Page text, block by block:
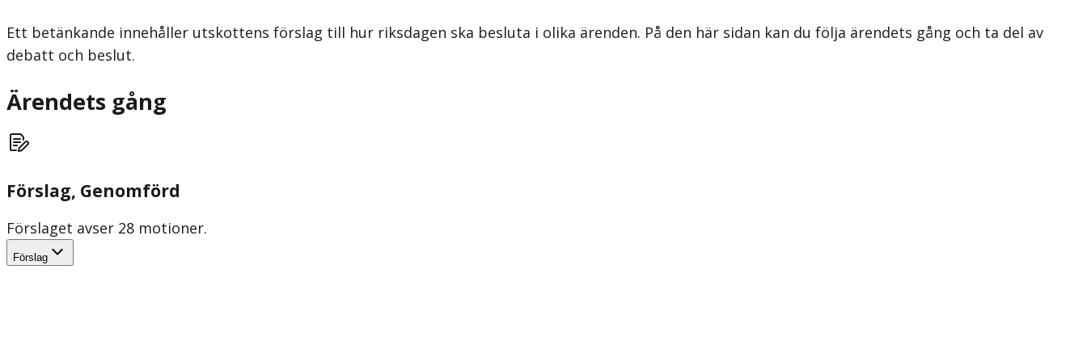
Ett betänkande innehåller utskottens förslag till hur riksdagen ska besluta i olika ärenden. På den här sidan kan du följa ärendets gång och ta del av
debatt och beslut.
Ärendets gång
Förslag, Genomförd
Förslaget avser 28 motioner.
Förslag